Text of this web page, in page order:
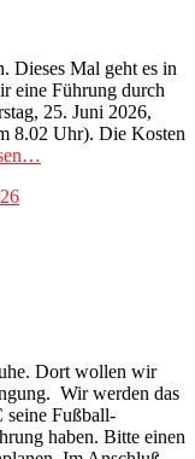
Dieses Mal geht es in
eine Führung durch
25. Juni 2026,
8.02 Uhr). Die Kosten
Dort wollen wir
Wir werden das
Fußball-
haben. Bitte einen